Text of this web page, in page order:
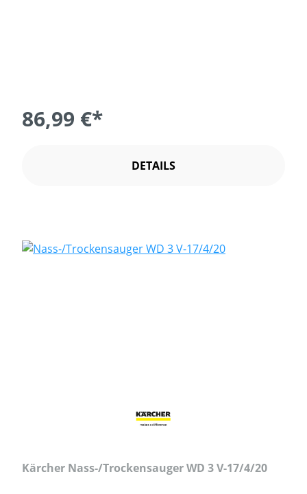
86,99 €*
DETAILS
Kärcher Nass-/Trockensauger WD 3 V-17/4/20